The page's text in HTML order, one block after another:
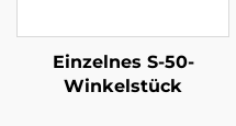
Einzelnes S-50-
Winkelstück